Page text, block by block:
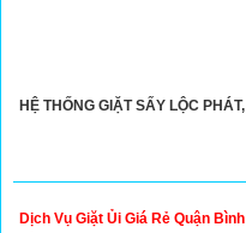
HỆ THỐNG GIẶT SẤY LỘC PHÁT,
Dịch Vụ Giặt Ủi Giá Rẻ Quận Bình